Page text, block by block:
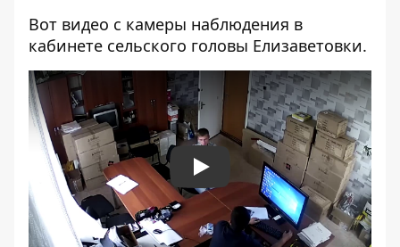
Вот видео с камеры наблюдения в
кабинете сельского головы Елизаветовки.
Play